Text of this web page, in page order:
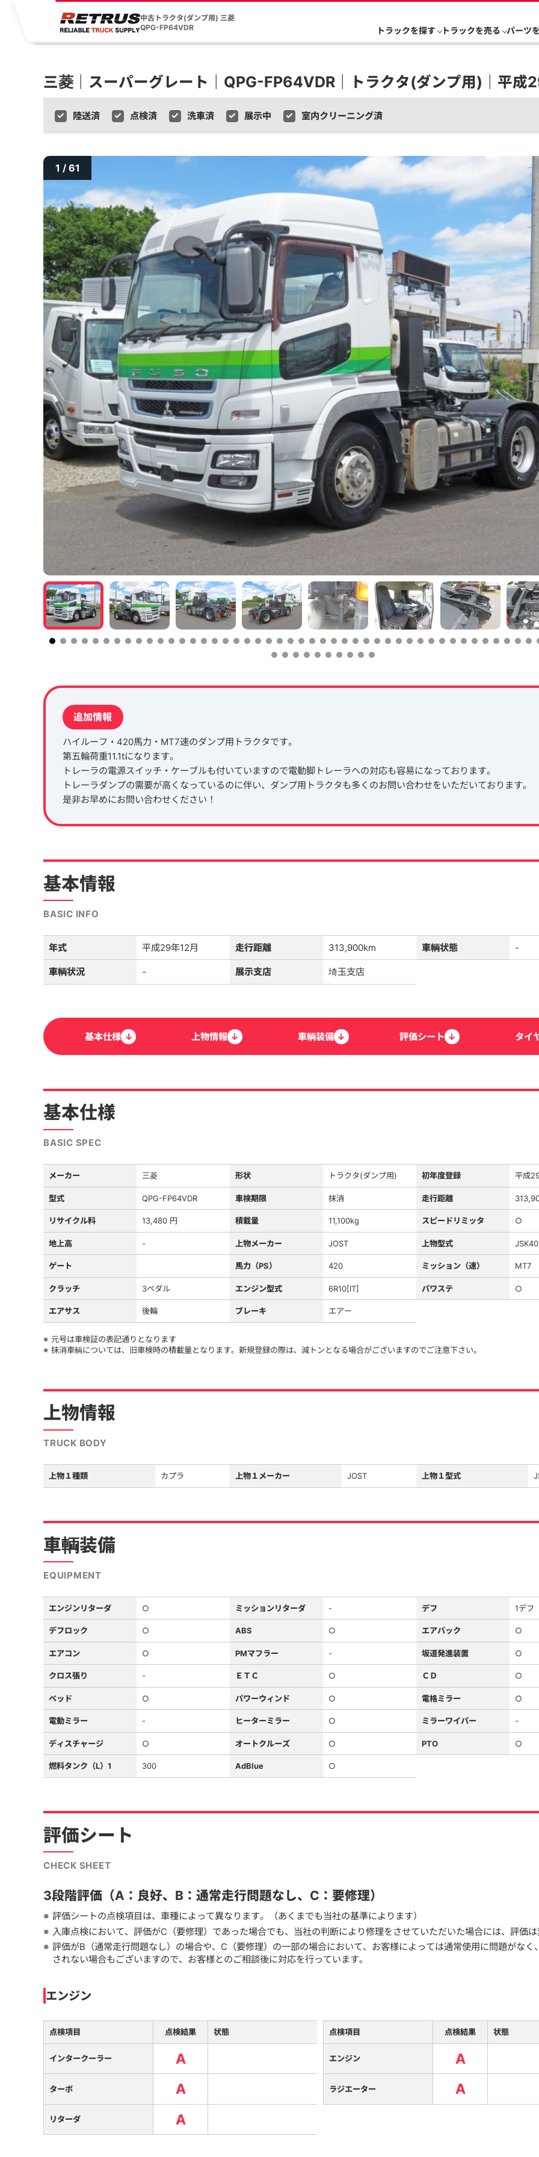
中古トラクタ(ダンプ用) 三菱
QPG-FP64VDR
トラックを探す トラックを売る パーツ
三菱｜スーパーグレート｜QPG-FP64VDR｜トラクタ(ダンプ用)｜平成
陸送済 点検済 洗車済 展示中 室内クリーニング済
1 / 61
追加情報
ハイルーフ・420馬力・MT7速のダンプ用トラクタです。
第五輪荷重11.1tになります。
トレーラの電源スイッチ・ケーブルも付いていますので電動脚トレーラへの対応も容易になっております。
トレーラダンプの需要が高くなっているのに伴い、ダンプ用トラクタも多くのお問い合わせをいただいております。
是非お早めにお問い合わせください！
基本情報
BASIC INFO
年式 平成29年12月 走行距離 313,900km 車輌状態 -
車輌状況 - 展示支店 埼玉支店
基本仕様 ↓ 上物情報 ↓ 車輌装備 ↓ 評価シート ↓ タイ
基本仕様
BASIC SPEC
メーカー 三菱 形状 トラクタ(ダンプ用) 初年度登録 平成
型式 QPG-FP64VDR 車検期限 抹消 走行距離
リサイクル料 13,480 円 積載量 11,100kg スピードリミッタ ○
地上高 - 上物メーカー JOST 上物型式 JSK40
ゲート 馬力（PS） 420 ミッション（速） MT7
クラッチ 3ペダル エンジン型式 6R10[IT] パワステ ○
エアサス 後輪 ブレーキ エアー
元号は車検証の表記通りとなります
抹消車輌については、旧車検時の積載量となります。新規登録の際は、減トンとなる場合がございますのでご注意下さい。
上物情報
TRUCK BODY
上物１種類 カプラ 上物１メーカー JOST 上物１型式
車輌装備
EQUIPMENT
エンジンリターダ ○ ミッションリターダ - デフ 1デフ
デフロック ○ ABS ○ エアバック ○
エアコン ○ PMマフラー - 坂道発進装置 ○
クロス張り - ＥＴＣ ○ ＣＤ ○
ベッド ○ パワーウィンド ○ 電格ミラー ○
電動ミラー - ヒーターミラー ○ ミラーワイパー -
ディスチャージ ○ オートクルーズ ○ PTO ○
燃料タンク（L）1 300 AdBlue ○
評価シート
CHECK SHEET
3段階評価（A：良好、B：通常走行問題なし、C：要修理）
評価シートの点検項目は、車種によって異なります。（あくまでも当社の基準によります）
入庫点検において、評価がC（要修理）であった場合でも、当社の判断により修理をさせていただいた場合には、評価
評価がB（通常走行問題なし）の場合や、C（要修理）の一部の場合において、お客様によっては通常使用に問題がなく
されない場合もございますので、お客様とのご相談後に対応を行っています。
エンジン
点検項目 点検結果 状態 点検項目 点検結果 状態
インタークーラー A エンジン A
ターボ A ラジエーター A
リターダ A